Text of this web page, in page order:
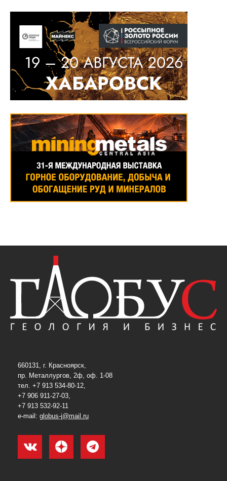
660131, г. Красноярск,
пр. Металлургов, 2ф, оф. 1-08
тел. +7 913 534-80-12,
+7 906 911-27-03,
+7 913 532-92-11
e-mail: globus-j@mail.ru